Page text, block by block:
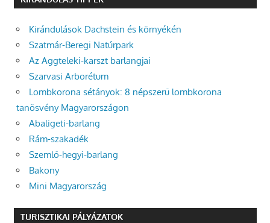
Kirándulások Dachstein és környékén
Szatmár-Beregi Natúrpark
Az Aggteleki-karszt barlangjai
Szarvasi Arborétum
Lombkorona sétányok: 8 népszerű lombkorona
tanösvény Magyarországon
Abaligeti-barlang
Rám-szakadék
Szemlő-hegyi-barlang
Bakony
Mini Magyarország
TURISZTIKAI PÁLYÁZATOK